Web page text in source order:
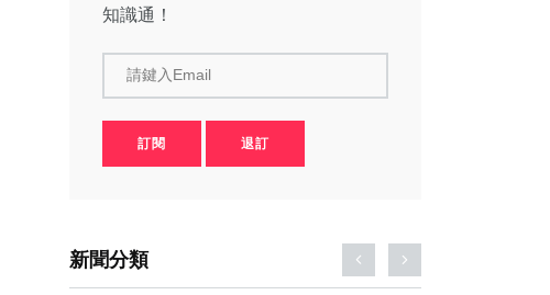
知識通！
請鍵入Email
訂閱 退訂
新聞分類